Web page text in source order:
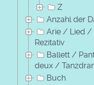
Z
Anzahl der
Arie / Lied /
Rezitativ
Ballett /
deux /
Buch